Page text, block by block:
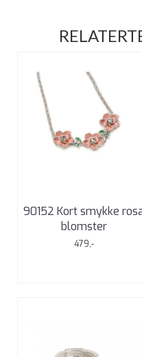
90152 Kort smykke
blomster
479,-